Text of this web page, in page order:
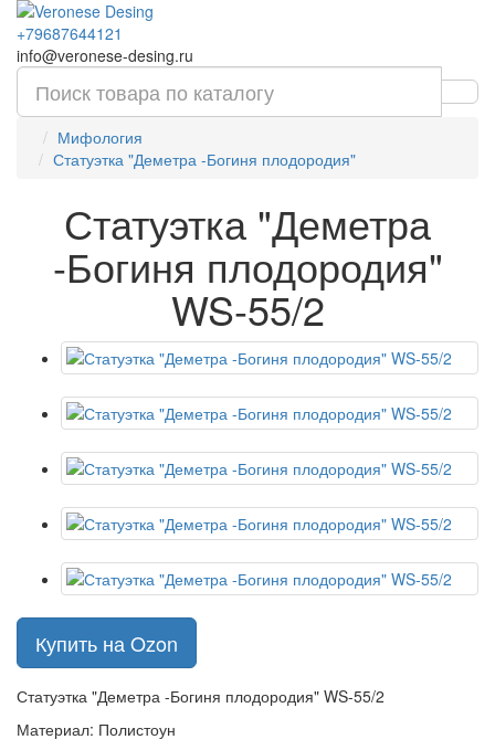
+79687644121
info@veronese-desing.ru
Мифология
Статуэтка "Деметра -Богиня плодородия"
Статуэтка "Деметра
-Богиня плодородия"
WS-55/2
Купить на Ozon
Статуэтка "Деметра -Богиня плодородия" WS-55/2
Материал: Полистоун